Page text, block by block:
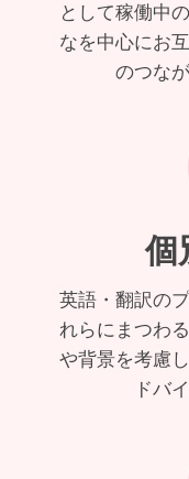
として稼働中
なを中心にお
のつな
個
英語・翻訳の
れらにまつわ
や背景を考慮
ドバ